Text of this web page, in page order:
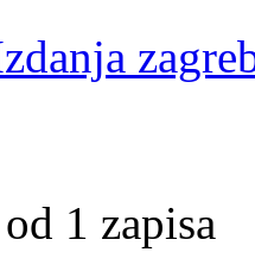
1 zapisa